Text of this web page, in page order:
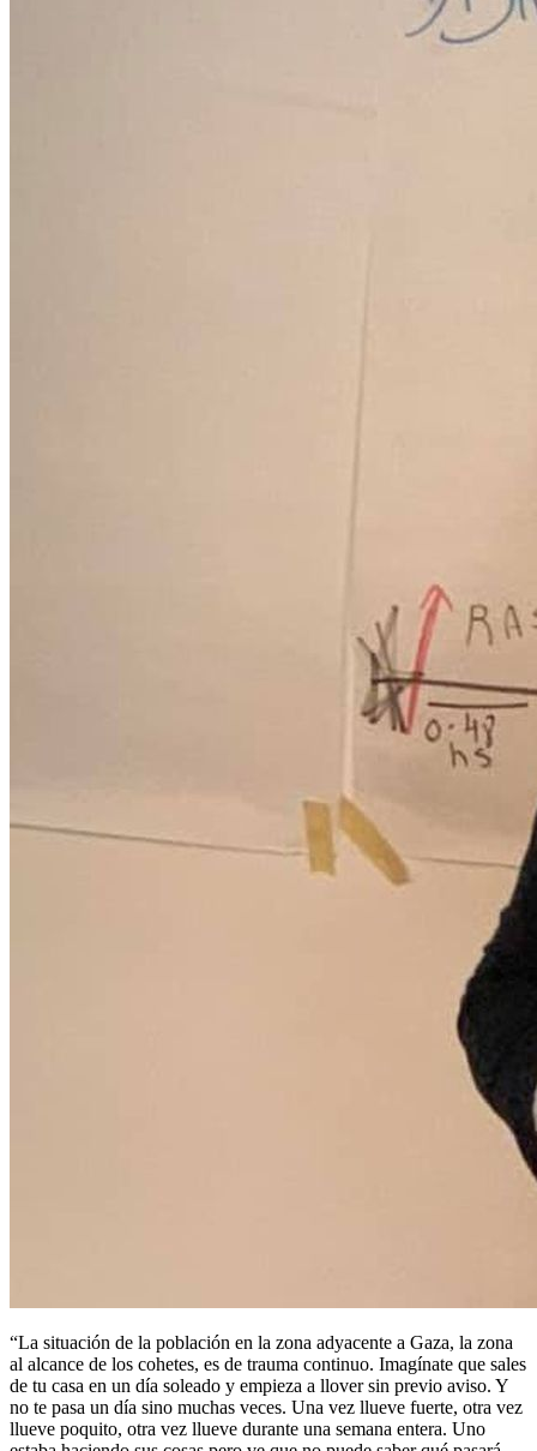
“La situación de la población en la zona adyacente a Gaza, la zona
al alcance de los cohetes, es de trauma continuo. Imagínate que sales
de tu casa en un día soleado y empieza a llover sin previo aviso. Y
no te pasa un día sino muchas veces. Una vez llueve fuerte, otra vez
llueve poquito, otra vez llueve durante una semana entera. Uno